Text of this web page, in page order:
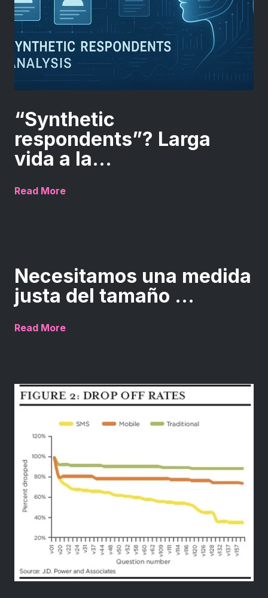
“Synthetic
respondents”? Larga
vida a la...
Read More
Necesitamos una medida
justa del tamaño ...
Read More